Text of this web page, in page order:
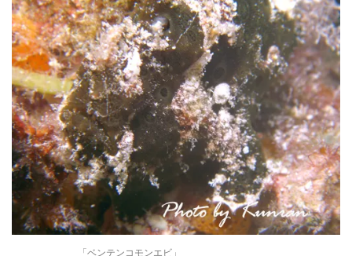
「ベンテンコモンエビ」